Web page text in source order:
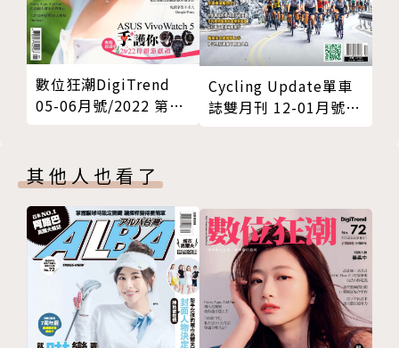
數位狂潮DigiTrend
05-06月號/2022 第73
Cycling Update單車
誌雙月刊 12-01月號
其他人也看了